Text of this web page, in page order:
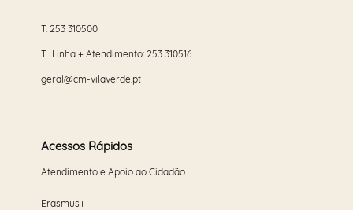
T. 253 310500
T. Linha + Atendimento: 253 310516
geral@cm-vilaverde.pt
Acessos Rápidos
Atendimento e Apoio ao Cidadão
Erasmus+